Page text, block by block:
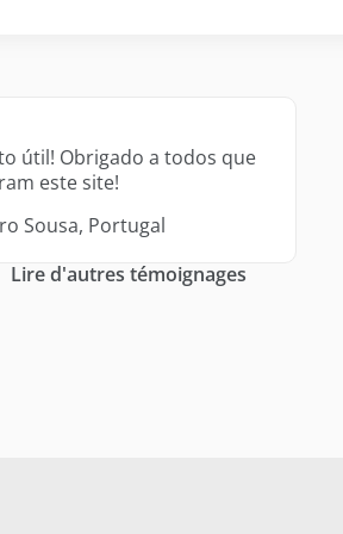
útil! Obrigado a todos que
este site!
Sousa, Portugal
Lire d'autres témoignages